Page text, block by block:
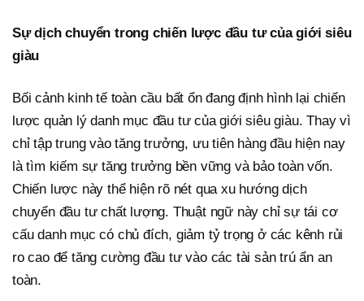
Sự dịch chuyển trong chiến lược đầu tư của giới siêu
giàu
Bối cảnh kinh tế toàn cầu bất ổn đang định hình lại chiến
lược quản lý danh mục đầu tư của giới siêu giàu. Thay vì
chỉ tập trung vào tăng trưởng, ưu tiên hàng đầu hiện nay
là tìm kiếm sự tăng trưởng bền vững và bảo toàn vốn.
Chiến lược này thể hiện rõ nét qua xu hướng dịch
chuyển đầu tư chất lượng. Thuật ngữ này chỉ sự tái cơ
cấu danh mục có chủ đích, giảm tỷ trọng ở các kênh rủi
ro cao để tăng cường đầu tư vào các tài sản trú ẩn an
toàn.